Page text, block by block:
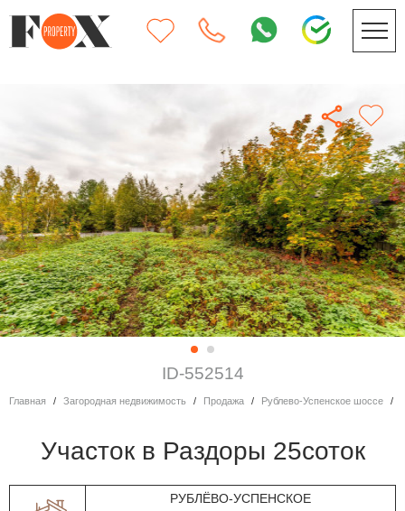
ID-552514
Главная Загородная недвижимость Продажа Рублево-Успенское шоссе
участок в Раздоры 25соток
РУБЛЁВО-УСПЕНСКОЕ